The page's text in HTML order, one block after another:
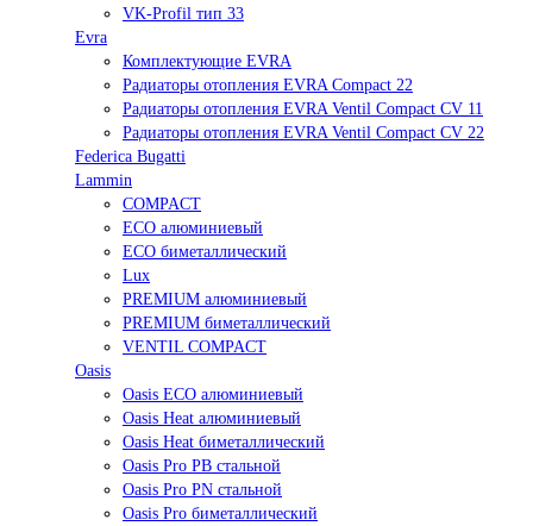
VK-Profil тип 33
Evra
Комплектующие EVRA
Радиаторы отопления EVRA Compact 22
Радиаторы отопления EVRA Ventil Compact CV 11
Радиаторы отопления EVRA Ventil Compact CV 22
Federica Bugatti
Lammin
COMPACT
ECO алюминиевый
ECO биметаллический
Lux
PREMIUM алюминиевый
PREMIUM биметаллический
VENTIL COMPACT
Oasis
Oasis ECO алюминиевый
Oasis Heat алюминиевый
Oasis Heat биметаллический
Oasis Pro PB стальной
Oasis Pro PN стальной
Oasis Pro биметаллический